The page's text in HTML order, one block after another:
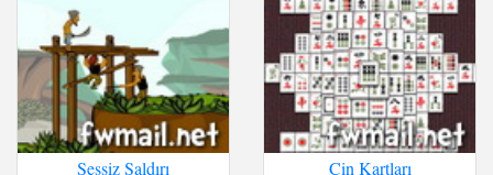
Sessiz Saldırı Çin Kartları